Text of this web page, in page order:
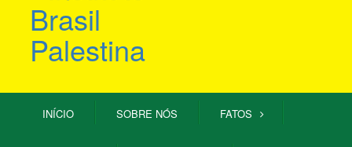
INÍCIO SOBRE NÓS FATOS